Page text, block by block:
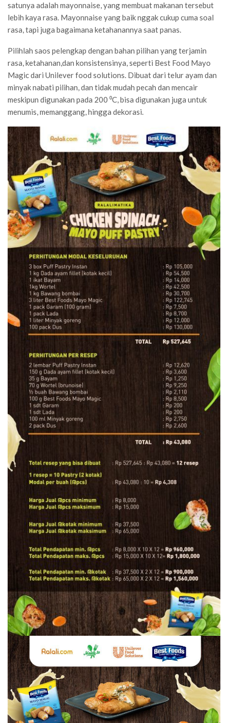
satunya adalah mayonnaise, yang membuat makanan tersebut
lebih kaya rasa. Mayonnaise yang baik nggak cukup cuma soal
rasa, tapi juga bagaimana ketahanannya saat panas.
Pilihlah saos pelengkap dengan bahan pilihan yang terjamin
rasa, ketahanan,dan konsistensinya, seperti Best Food Mayo
Magic dari Unilever food solutions. Dibuat dari telur ayam dan
minyak nabati pilihan, dan tidak mudah pecah dan mencair
meskipun digunakan pada 200 ⁰C, bisa digunakan juga untuk
menumis, memanggang, hingga dekorasi.